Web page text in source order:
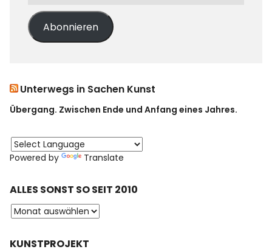
Abonnieren
Unterwegs in Sachen Kunst
Übergang. Zwischen Ende und Anfang eines Jahres.
Powered by Translate
ALLES SONST SO SEIT 2010
KUNSTPROJEKT